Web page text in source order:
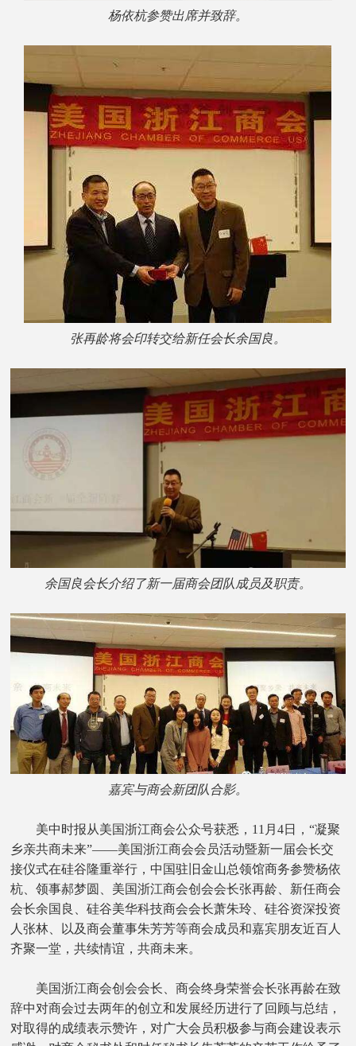
杨依杭参赞出席并致辞。
张再龄将会印转交给新任会长余国良。
余国良会长介绍了新一届商会团队成员及职责。
嘉宾与商会新团队合影。
美中时报从美国浙江商会公众号获悉，11月4日，“凝聚
乡亲共商未来”——美国浙江商会会员活动暨新一届会长交
接仪式在硅谷隆重举行，中国驻旧金山总领馆商务参赞杨依
杭、领事郝梦圆、美国浙江商会创会会长张再龄、新任商会
会长余国良、硅谷美华科技商会会长萧朱玲、硅谷资深投资
人张林、以及商会董事朱芳芳等商会成员和嘉宾朋友近百人
齐聚一堂，共续情谊，共商未来。
美国浙江商会创会会长、商会终身荣誉会长张再龄在致
辞中对商会过去两年的创立和发展经历进行了回顾与总结，
对取得的成绩表示赞许，对广大会员积极参与商会建设表示